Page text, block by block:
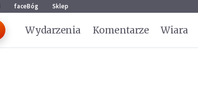
faceBóg Sklep
Wydarzenia Komentarze Wiara